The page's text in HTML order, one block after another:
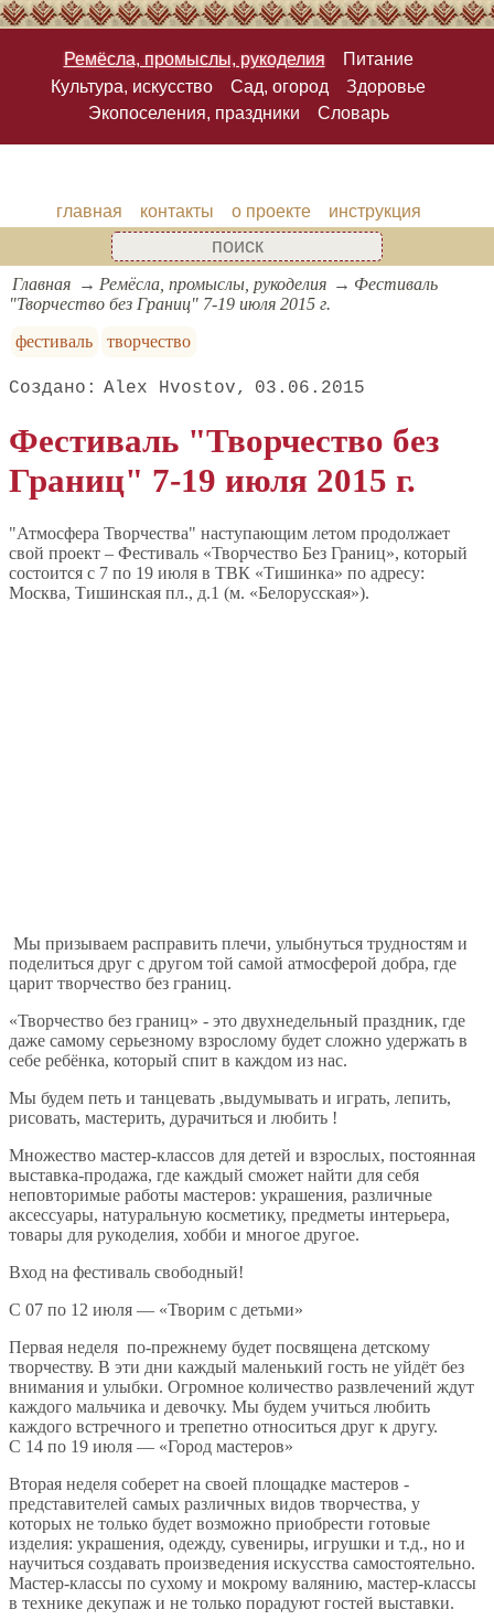
Ремёсла, промыслы, рукоделия
Питание
Культура, искусство
Сад, огород
Здоровье
Экопоселения, праздники
Словарь
главная контакты о проекте инструкция
Главная Ремёсла, промыслы, рукоделия
Фестиваль
"Творчество без Границ" 7-19 июля 2015 г.
фестиваль
творчество
Alex Hvostov 03.06.2015
Фестиваль "Творчество без
Границ" 7-19 июля 2015 г.
"Атмосфера Творчества" наступающим летом продолжает
свой проект – Фестиваль «Творчество Без Границ», который
состоится с 7 по 19 июля в ТВК «Тишинка» по адресу:
Москва, Тишинская пл., д.1 (м. «Белорусская»).
Мы призываем расправить плечи, улыбнуться трудностям и
поделиться друг с другом той самой атмосферой добра, где
царит творчество без границ.
«Творчество без границ» - это двухнедельный праздник, где
даже самому серьезному взрослому будет сложно удержать в
себе ребёнка, который спит в каждом из нас.
Мы будем петь и танцевать ,выдумывать и играть, лепить,
рисовать, мастерить, дурачиться и любить !
Множество мастер-классов для детей и взрослых, постоянная
выставка-продажа, где каждый сможет найти для себя
неповторимые работы мастеров: украшения, различные
аксессуары, натуральную косметику, предметы интерьера,
товары для рукоделия, хобби и многое другое.
Вход на фестиваль свободный!
С 07 по 12 июля — «Творим с детьми»
Первая неделя по-прежнему будет посвящена детскому
творчеству. В эти дни каждый маленький гость не уйдёт без
внимания и улыбки. Огромное количество развлечений ждут
каждого мальчика и девочку. Мы будем учиться любить
каждого встречного и трепетно относиться друг к другу.
С 14 по 19 июля — «Город мастеров»
Вторая неделя соберет на своей площадке мастеров -
представителей самых различных видов творчества, у
которых не только будет возможно приобрести готовые
изделия: украшения, одежду, сувениры, игрушки и т.д., но и
научиться создавать произведения искусства самостоятельно.
Мастер-классы по сухому и мокрому валянию, мастер-классы
в технике декупаж и не только порадуют гостей выставки.